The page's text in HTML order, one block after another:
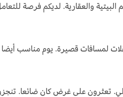
البيتية والعقارية. لديكم فرصة
لمسافات قصيرة. يوم مناسب أيضا
تعثرون على غرض كان ضائعا.